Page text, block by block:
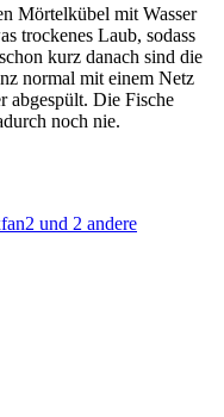
Mörtelkübel mit Wasser
trockenes Laub, sodass
kurz danach sind die
normal mit einem Netz
abgespült. Die Fische
noch nie.
und 2 andere